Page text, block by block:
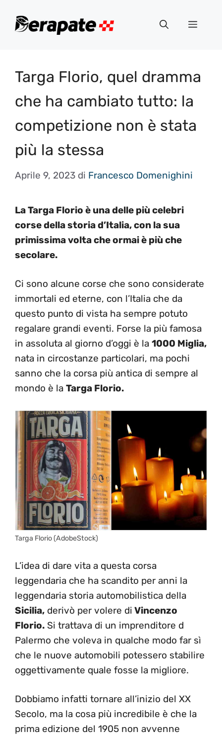
Menu
Targa Florio, quel dramma
che ha cambiato tutto: la
competizione non è stata
più la stessa
Aprile 9, 2023 di Francesco Domenighini
La Targa Florio è una delle più celebri
corse della storia d’Italia, con la sua
primissima volta che ormai è più che
secolare.
Ci sono alcune corse che sono considerate
immortali ed eterne, con l’Italia che da
questo punto di vista ha sempre potuto
regalare grandi eventi. Forse la più famosa
in assoluta al giorno d’oggi è la 1000 Miglia,
nata in circostanze particolari, ma pochi
sanno che la corsa più antica di sempre al
mondo è la Targa Florio.
Targa Florio (AdobeStock)
L’idea di dare vita a questa corsa
leggendaria che ha scandito per anni la
leggendaria storia automobilistica della
Sicilia, derivò per volere di Vincenzo
Florio. Si trattava di un imprenditore d
Palermo che voleva in qualche modo far sì
che le nuove automobili potessero stabilire
oggettivamente quale fosse la migliore.
Dobbiamo infatti tornare all’inizio del XX
Secolo, ma la cosa più incredibile è che la
prima edizione del 1905 non avvenne